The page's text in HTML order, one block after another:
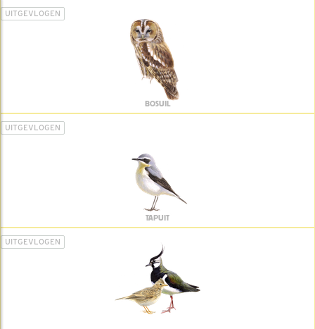
UITGEVLOGEN
BOSUIL
UITGEVLOGEN
TAPUIT
UITGEVLOGEN